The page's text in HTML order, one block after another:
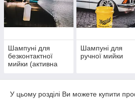
Шампуні для
безконтактної
мийки (активна
Шампуні для
ручної мийки
У цьому розділі Ви можете купити